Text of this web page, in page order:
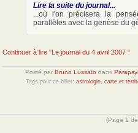
Lire la suite du journal...
...où l'on précisera la
parallèles avec la genèse du
Continuer à lire "Le journal du 4 avril 2007 "
Posté par Bruno Lussato dans
Tags pour ce billet: astrologie carte et
(Page 1